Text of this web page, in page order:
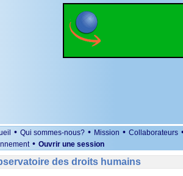
• Qui sommes-nous? • Mission • Collaborateurs
• Ouvrir une session
des droits humains